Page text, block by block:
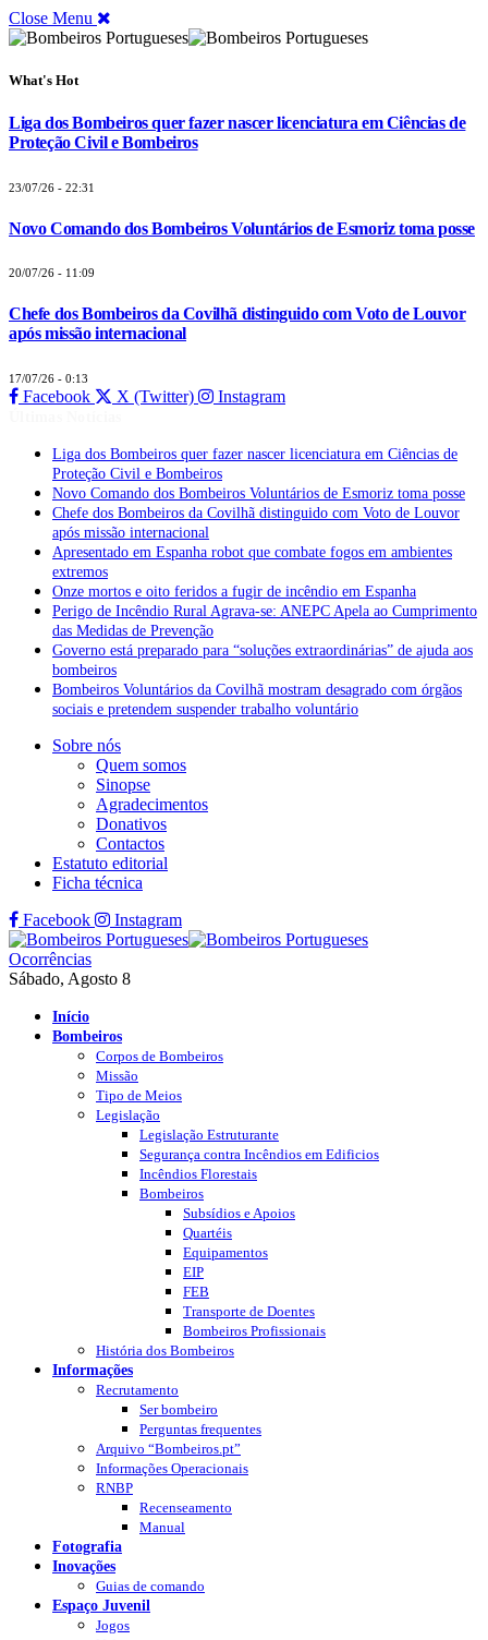
Close Menu
What's Hot
Liga dos Bombeiros quer fazer nascer licenciatura em Ciências de
Proteção Civil e Bombeiros
23/07/26 - 22:31
Novo Comando dos Bombeiros Voluntários de Esmoriz toma posse
20/07/26 - 11:09
Chefe dos Bombeiros da Covilhã distinguido com Voto de Louvor
após missão internacional
17/07/26 - 0:13
Facebook X (Twitter) Instagram
Liga dos Bombeiros quer fazer nascer licenciatura em Ciências de
Proteção Civil e Bombeiros
Novo Comando dos Bombeiros Voluntários de Esmoriz toma posse
Chefe dos Bombeiros da Covilhã distinguido com Voto de Louvor
após missão internacional
Apresentado em Espanha robot que combate fogos em ambientes
extremos
Onze mortos e oito feridos a fugir de incêndio em Espanha
Perigo de Incêndio Rural Agrava-se: ANEPC Apela ao Cumprimento
das Medidas de Prevenção
Governo está preparado para “soluções extraordinárias” de ajuda aos
bombeiros
Bombeiros Voluntários da Covilhã mostram desagrado com órgãos
sociais e pretendem suspender trabalho voluntário
Sobre nós
Quem somos
Sinopse
Agradecimentos
Donativos
Contactos
Estatuto editorial
Ficha técnica
Facebook
Instagram
Ocorrências
Sábado, Agosto 8
Início
Bombeiros
Corpos de Bombeiros
Missão
Tipo de Meios
Legislação
Legislação Estruturante
Segurança contra Incêndios em Edificios
Incêndios Florestais
Bombeiros
Subsídios e Apoios
Quartéis
Equipamentos
EIP
FEB
Transporte de Doentes
Bombeiros Profissionais
História dos Bombeiros
Informações
Recrutamento
Ser bombeiro
Perguntas frequentes
Arquivo “Bombeiros.pt”
Informações Operacionais
RNBP
Recenseamento
Manual
Fotografia
Inovações
Guias de comando
Espaço Juvenil
Jogos